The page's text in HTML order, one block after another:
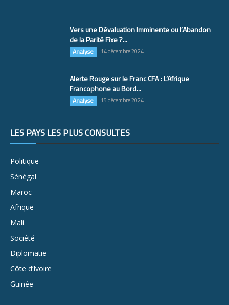
Vers une Dévaluation Imminente ou l’Abandon
de la Parité Fixe ?...
Analyse 14 décembre 2024
Alerte Rouge sur le Franc CFA : L’Afrique
Francophone au Bord...
Analyse 15 décembre 2024
LES PAYS LES PLUS CONSULTÉS
Politique
Sénégal
Maroc
Afrique
Mali
Société
Diplomatie
Côte d’Ivoire
Guinée